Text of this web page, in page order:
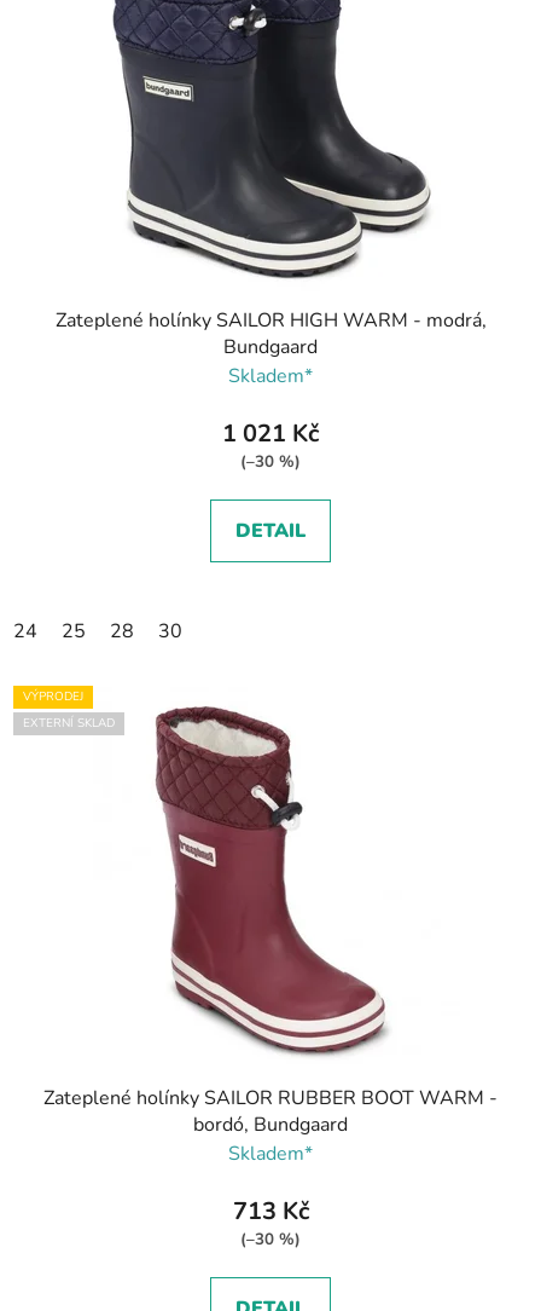
Zateplené holínky SAILOR HIGH WARM - modrá,
Bundgaard
Skladem*
1 021 Kč
(–30 %)
DETAIL
24 25 28 30
VÝPRODEJ
EXTERNÍ SKLAD
Zateplené holínky SAILOR RUBBER BOOT WARM -
bordó, Bundgaard
Skladem*
713 Kč
(–30 %)